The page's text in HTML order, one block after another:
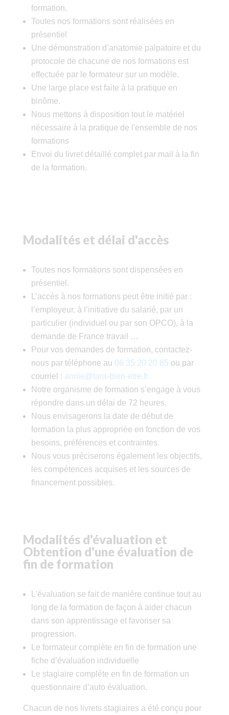
formation.
Toutes nos formations sont réalisées en
présentiel
Une démonstration d’anatomie palpatoire et du
protocole de chacune de nos formations est
effectuée par le formateur sur un modèle.
Une large place est faite à la pratique en
binôme.
Nous mettons à disposition tout le matériel
nécessaire à la pratique de l'ensemble de nos
formations
Envoi du livret détaillé complet par mail à la fin
de la formation.
Modalités et délai d'accès
Toutes nos formations sont dispensées en
présentiel.
L’accès à nos formations peut être initié par :
l’employeur, à l’initiative du salarié, par un
particulier (individuel ou par son OPCO), à la
demande de France travail …
Pour vos demandes de formation, contactez-
nous par téléphone au 06 35 20 20 85 ou par
courriel : annie@tara-bien-etre.fr
Notre organisme de formation s’engage à vous
répondre dans un délai de 72 heures.
Nous envisagerons la date de début de
formation la plus appropriée en fonction de vos
besoins, préférences et contraintes.
Nous vous préciserons également les objectifs,
les compétences acquises et les sources de
financement possibles.
Modalités d'évaluation et
Obtention d'une évaluation de
fin de formation
L'évaluation se fait de manière continue tout au
long de la formation de façon à aider chacun
dans son apprentissage et favoriser sa
progression.
Le formateur complète en fin de formation une
fiche d’évaluation individuelle
Le stagiaire complète en fin de formation un
questionnaire d’auto évaluation.
Chacun de nos livrets stagiaires a été conçu pour